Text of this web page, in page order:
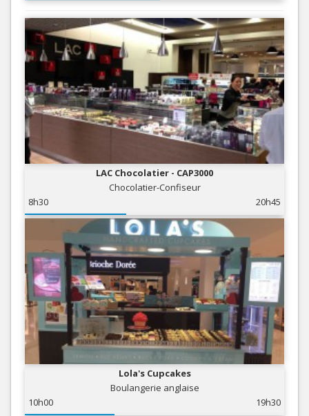
LAC Chocolatier - CAP3000
Chocolatier-Confiseur
8h30
20h45
Lola's Cupcakes
Boulangerie anglaise
10h00
19h30